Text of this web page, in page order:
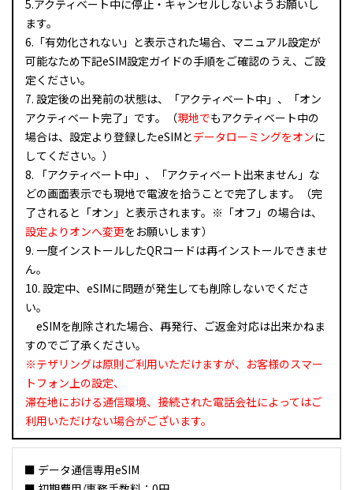
5.アクティベート中に停止・キャンセルしないようお願いし
ます。
6.「有効化されない」と表示された場合、マニュアル設定が
可能なため下記eSIM設定ガイドの手順をご確認のうえ、ご設
定ください。
7. 設定後の出発前の状態は、「アクティベート中」、「オン
アクティベート完了」です。（現地でもアクティベート中の
場合は、設定より登録したeSIMとデータローミングをオンに
してください。）
8. 「アクティベート中」、「アクティベート出来ません」な
どの画面表示でも現地で電波を拾うことで完了します。（完
了されると「オン」と表示されます。※「オフ」の場合は、
設定よりオンへ変更をお願いします）
9. 一度インストールしたQRコードは再インストールできませ
ん。
10. 設定中、eSIMに問題が発生しても削除しないでくださ
い。
eSIMを削除された場合、再発行、ご返金対応は出来かねま
すのでご了承ください。
※テザリングは原則ご利用いただけますが、お客様のスマー
トフォン上の設定、
滞在地における通信環境、接続された電話会社によってはご
利用いただけない場合がございます。
■ データ通信専用eSIM